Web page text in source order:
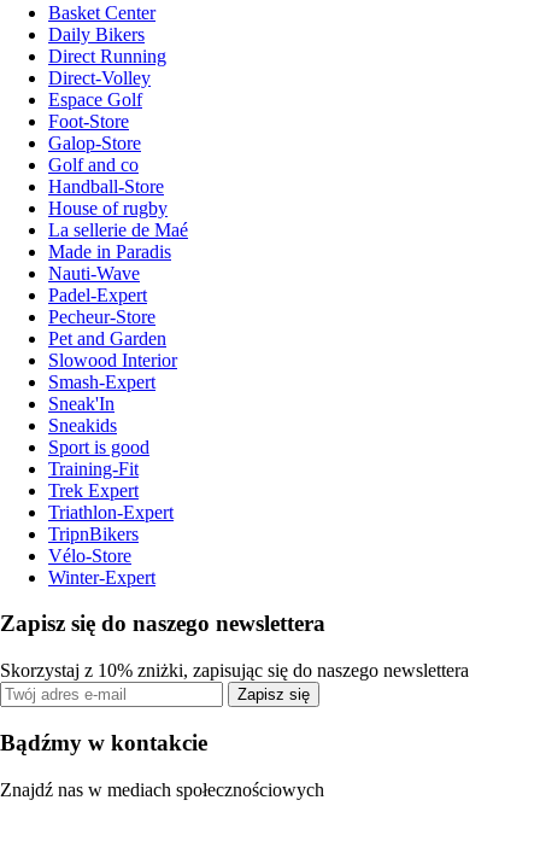
Basket Center
Daily Bikers
Direct Running
Direct-Volley
Espace Golf
Foot-Store
Galop-Store
Golf and co
Handball-Store
House of rugby
La sellerie de Maé
Made in Paradis
Nauti-Wave
Padel-Expert
Pecheur-Store
Pet and Garden
Slowood Interior
Smash-Expert
Sneak'In
Sneakids
Sport is good
Training-Fit
Trek Expert
Triathlon-Expert
TripnBikers
Vélo-Store
Winter-Expert
Zapisz się do naszego newslettera
Skorzystaj z 10% zniżki, zapisując się do naszego newslettera
Zapisz się
Bądźmy w kontakcie
Znajdź nas w mediach społecznościowych